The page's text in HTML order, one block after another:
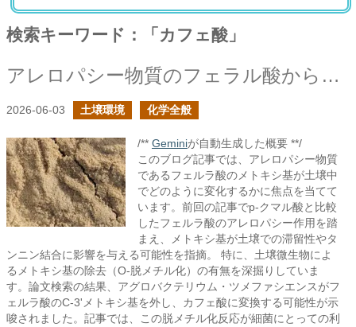
検索キーワード：「カフェ酸」
アレロパシー物質のフェラル酸からメトキシ基は外れるか？
2026-06-03 土壌環境 化学全般
/** Geminiが自動生成した概要 **/
このブログ記事では、アレロパシー物質
であるフェルラ酸のメトキシ基が土壌中
でどのように変化するかに焦点を当てて
います。前回の記事でp-クマル酸と比較
したフェルラ酸のアレロパシー作用を踏
まえ、メトキシ基が土壌での滞留性やタ
ンニン結合に影響を与える可能性を指摘。 特に、土壌微生物によ
るメトキシ基の除去（O-脱メチル化）の有無を深掘りしていま
す。論文検索の結果、アグロバクテリウム・ツメファシエンスがフ
ェルラ酸のC-3'メトキシ基を外し、カフェ酸に変換する可能性が示
唆されました。記事では、この脱メチル化反応が細菌にとっての利